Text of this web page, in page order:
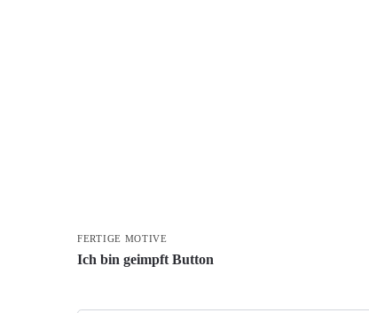
FERTIGE MOTIVE
Ich bin geimpft Button